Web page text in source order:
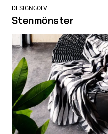
DESIGNGOLV
Stenmönster